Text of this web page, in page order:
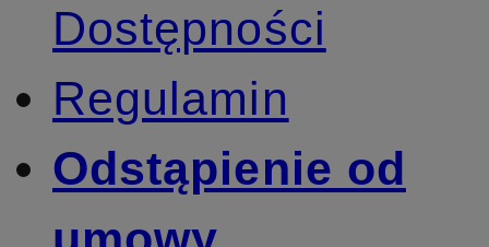
Dostępności
Regulamin
Odstąpienie od